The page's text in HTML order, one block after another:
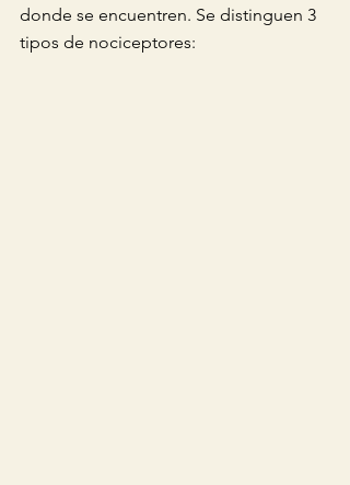
donde se encuentren. Se distinguen 3
tipos de nociceptores: